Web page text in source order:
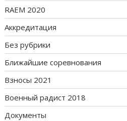
RAEM 2020
Аккредитация
Без рубрики
Ближайшие соревнования
Взносы 2021
Военный радист 2018
Документы